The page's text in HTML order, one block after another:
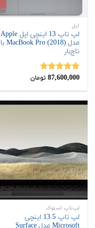
اپل
لپ تاپ 13 اینچی اپل Apple
مدل MacBook Pro (2018) با
تاچ‌بار
نمره4.67
87,600,000 تومان
لپ‌تاپ استوک
لپ تاپ 13.5 اینچی
Microsoft مدل Surface